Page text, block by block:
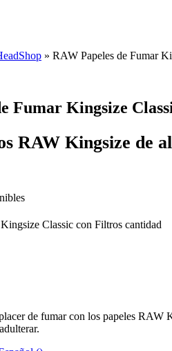
» RAW Papeles de Fumar
Fumar Kingsize
RAW Kingsize de
Classic con Filtros cantidad
de fumar con los papeles RAW